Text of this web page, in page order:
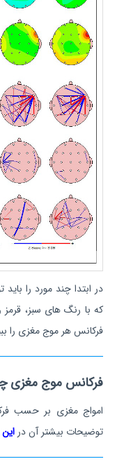
در ابتدا چند مورد را
که با رنگ های سبز،
فرکانس هر موج مغزی را
فرکانس موج مغزی
امواج مغزی بر حسب
توضیحات بیشتر آن در